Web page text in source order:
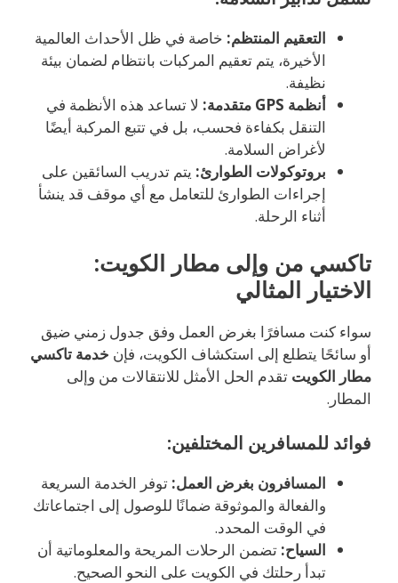
التعقيم المنتظم: خاصة في ظل الأحداث العالمية
الأخيرة، يتم تعقيم المركبات بانتظام لضمان بيئة
نظيفة.
أنظمة GPS متقدمة:
لا تساعد هذه الأنظمة في
التنقل بكفاءة فحسب، بل في تتبع المركبة أيضًا
لأغراض السلامة.
بروتوكولات الطوارئ: يتم تدريب السائقين على
إجراءات الطوارئ للتعامل مع أي موقف قد ينشأ
أثناء الرحلة.
تاكسي من وإلى مطار الكويت:
الاختيار المثالي
سواء كنت مسافرًا بغرض العمل وفق جدول زمني ضيق
أو سائحًا يتطلع إلى استكشاف الكويت، فإن خدمة تاكسي
مطار الكويت تقدم الحل الأمثل للانتقالات من وإلى
المطار.
فوائد للمسافرين المختلفين:
المسافرون بغرض العمل: توفر الخدمة السريعة
والفعالة والموثوقة ضمانًا للوصول إلى اجتماعاتك
في الوقت المحدد.
السياح: تضمن الرحلات المريحة والمعلوماتية أن
تبدأ رحلتك في الكويت على النحو الصحيح.